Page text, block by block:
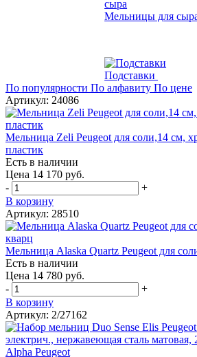
Мельницы для
Подставки
По популярности По алфавиту По цене
Артикул: 24086
Мельница Zeli Peugeot для соли,14 см,
пластик
Есть в наличии
Цена 14 170 руб.
-
+
В корзину
Артикул: 28510
Мельница Alaska Quartz Peugeot для
Есть в наличии
Цена 14 780 руб.
-
+
В корзину
Артикул: 2/27162